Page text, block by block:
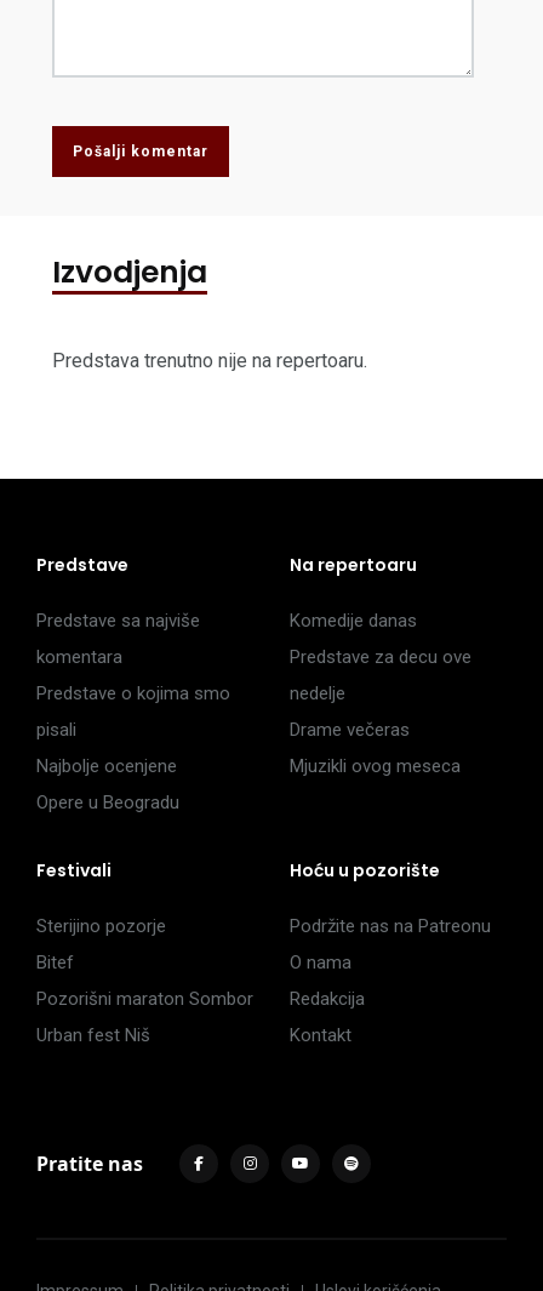
Pošalji komentar
Izvodjenja
Predstava trenutno nije na repertoaru.
Predstave
Predstave sa najviše
komentara
Predstave o kojima smo
pisali
Najbolje ocenjene
Opere u Beogradu
Na repertoaru
Komedije danas
Predstave za decu ove
nedelje
Drame večeras
Mjuzikli ovog meseca
Festivali
Sterijino pozorje
Bitef
Pozorišni maraton Sombor
Urban fest Niš
Hoću u pozorište
Podržite nas na Patreonu
O nama
Redakcija
Kontakt
Pratite nas